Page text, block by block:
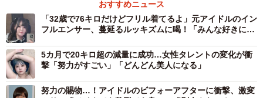
おすすめニュース
「32歳で76キロだけどフリル着てるよ」元アイドルのイン
フルエンサー、蔓延るルッキズムに喝！「みんな好きにや
5カ月で20キロ超の減量に成功…女性タレントの変化が衝
撃「努力がすごい」「どんどん美人になる」
努力の賜物…！アイドルのビフォーアフターに衝撃、激変